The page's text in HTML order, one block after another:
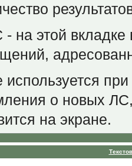
на этой
о новых
на экране.